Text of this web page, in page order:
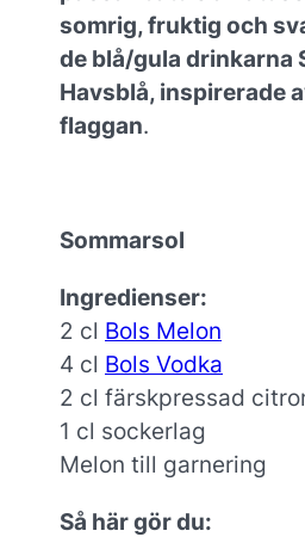
somrig, fruktig och
de blå/gula drinkarna
Havsblå, inspirerade
flaggan.
Sommarsol
Ingredienser:
2 cl Bols Melon
4 cl Bols Vodka
2 cl färskpressad
1 cl sockerlag
Melon till garnering
Så här gör du: